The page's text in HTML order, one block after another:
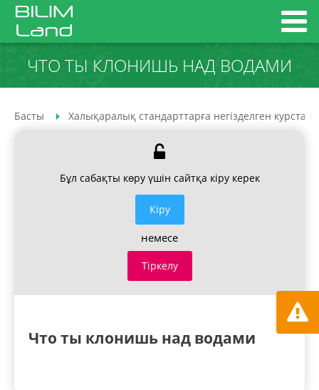
ЧТО ТЫ КЛОНИШЬ НАД ВОДАМИ
Басты Халықаралық стандарттарға негізделген курстар
Бұл сабақты көру үшін сайтқа кіру керек
Кiру
немесе
Тіркелу
Что ты клонишь над водами